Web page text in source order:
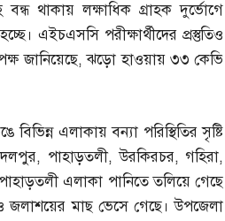
থাকায় লক্ষাধিক গ্রাহক দুর্ভোগে
এইচএসসি পরীক্ষার্থীদের প্রস্তুতিও
জানিয়েছে,ঝড়ো হাওয়ায় ৩৩ কেভি
এলাকায় বন্যা পরিস্থিতির সৃষ্টি
, পাহাড়তলী,উরকিরচর,গহিরা,
এলাকা পানিতে তলিয়ে গেছে
মাছ ভেসে গেছে। উপজেলা